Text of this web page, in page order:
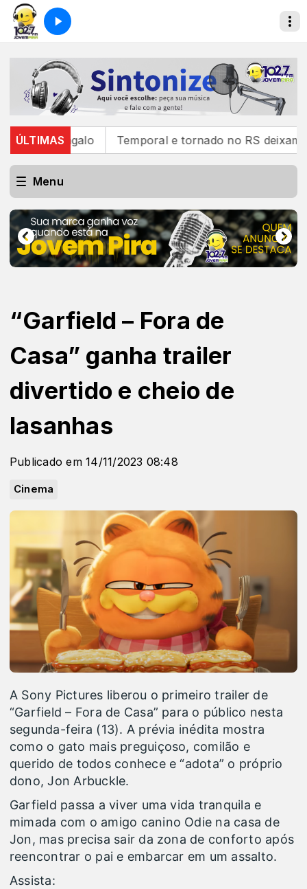
ÚLTIMAS
Sangalo Temporal e tornado no RS deixam um
Menu
“Garfield – Fora de
Casa” ganha trailer
divertido e cheio de
lasanhas
Publicado em 14/11/2023 08:48
Cinema
A Sony Pictures liberou o primeiro trailer de
“Garfield – Fora de Casa” para o público nesta
segunda-feira (13). A prévia inédita mostra
como o gato mais preguiçoso, comilão e
querido de todos conhece e “adota” o próprio
dono, Jon Arbuckle.
Garfield passa a viver uma vida tranquila e
mimada com o amigo canino Odie na casa de
Jon, mas precisa sair da zona de conforto após
reencontrar o pai e embarcar em um assalto.
Assista: